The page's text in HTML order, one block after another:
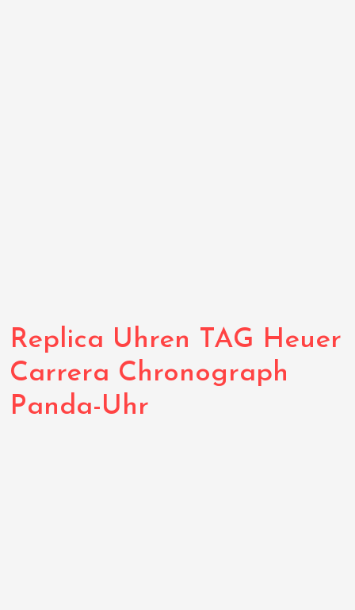
Replica Uhren TAG Heuer
Carrera Chronograph
Panda-Uhr